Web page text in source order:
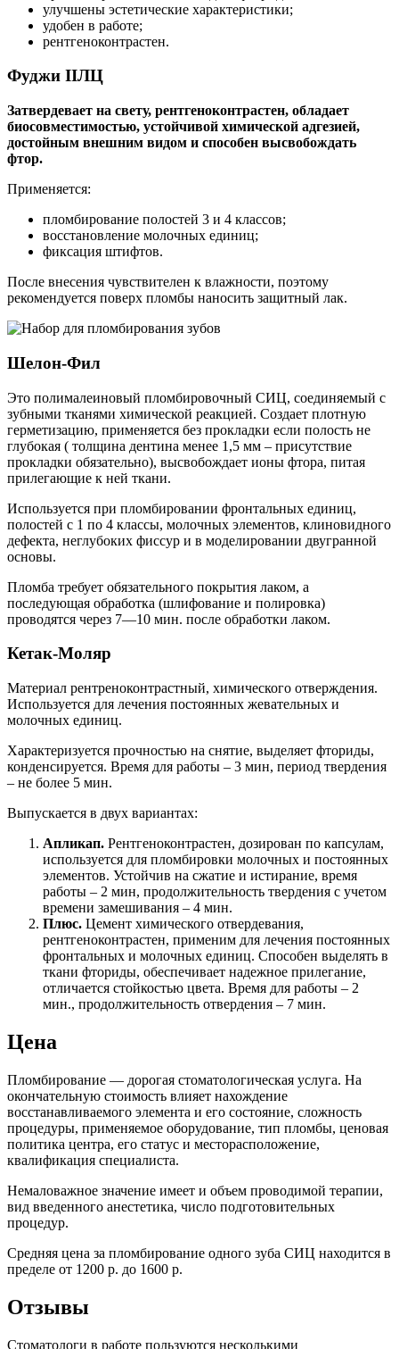
улучшены эстетические характеристики;
удобен в работе;
рентгеноконтрастен.
Фуджи IIЛЦ
Затвердевает на свету, рентгеноконтрастен, обладает
биосовместимостью, устойчивой химической адгезией,
достойным внешним видом и способен высвобождать
фтор.
Применяется:
пломбирование полостей 3 и 4 классов;
восстановление молочных единиц;
фиксация штифтов.
После внесения чувствителен к влажности, поэтому
рекомендуется поверх пломбы наносить защитный лак.
Шелон-Фил
Это полималеиновый пломбировочный СИЦ, соединяемый с
зубными тканями химической реакцией. Создает плотную
герметизацию, применяется без прокладки если полость не
глубокая ( толщина дентина менее 1,5 мм – присутствие
прокладки обязательно), высвобождает ионы фтора, питая
прилегающие к ней ткани.
Используется при пломбировании фронтальных единиц,
полостей с 1 по 4 классы, молочных элементов, клиновидного
дефекта, неглубоких фиссур и в моделировании двугранной
основы.
Пломба требует обязательного покрытия лаком, а
последующая обработка (шлифование и полировка)
проводятся через 7—10 мин. после обработки лаком.
Кетак-Моляр
Материал рентреноконтрастный, химического отверждения.
Используется для лечения постоянных жевательных и
молочных единиц.
Характеризуется прочностью на снятие, выделяет фториды,
конденсируется. Время для работы – 3 мин, период твердения
– не более 5 мин.
Выпускается в двух вариантах:
Апликап. Рентгеноконтрастен, дозирован по капсулам,
используется для пломбировки молочных и постоянных
элементов. Устойчив на сжатие и истирание, время
работы – 2 мин, продолжительность твердения с учетом
времени замешивания – 4 мин.
Плюс. Цемент химического отвердевания,
рентгеноконтрастен, применим для лечения постоянных
фронтальных и молочных единиц. Способен выделять в
ткани фториды, обеспечивает надежное прилегание,
отличается стойкостью цвета. Время для работы – 2
мин., продолжительность отвердения – 7 мин.
Цена
Пломбирование — дорогая стоматологическая услуга. На
окончательную стоимость влияет нахождение
восстанавливаемого элемента и его состояние, сложность
процедуры, применяемое оборудование, тип пломбы, ценовая
политика центра, его статус и месторасположение,
квалификация специалиста.
Немаловажное значение имеет и объем проводимой терапии,
вид введенного анестетика, число подготовительных
процедур.
Средняя цена за пломбирование одного зуба СИЦ находится в
пределе от 1200 р. до 1600 р.
Отзывы
Стоматологи в работе пользуются несколькими